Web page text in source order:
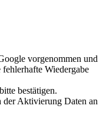
vorgenommen und
Wiedergabe
bestätigen.
der Aktivierung Daten an